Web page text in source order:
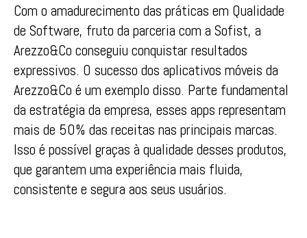
Com o amadurecimento das práticas em Qualidade
de Software, fruto da parceria com a Sofist, a
Arezzo&Co conseguiu conquistar resultados
expressivos. O sucesso dos aplicativos móveis da
Arezzo&Co é um exemplo disso. Parte fundamental
da estratégia da empresa, esses apps representam
mais de 50% das receitas nas principais marcas.
Isso é possível graças à qualidade desses produtos,
que garantem uma experiência mais fluida,
consistente e segura aos seus usuários.